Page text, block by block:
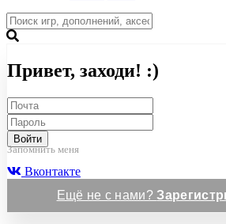
Привет, заходи! :)
Войти
Запомнить меня
Вконтакте
Ещё не с нами?